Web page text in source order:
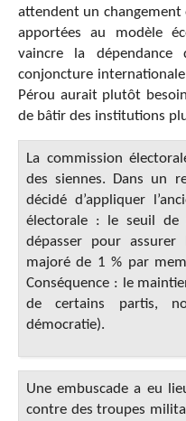
attendent un
apportées au modèle
vaincre la dépendance
conjoncture
Pérou aurait plutôt
de bâtir des institutions
La commission
des siennes. Dans un
décidé d’appliquer
électorale : le seuil de
dépasser pour
majoré de 1 % par
Conséquence : le
de certains partis,
démocratie).
Une embuscade a eu
contre des troupes